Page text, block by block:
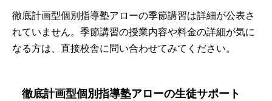
徹底計画型個別指導塾アローの季節講習は詳細が公表さ
れていません。季節講習の授業内容や料金の詳細が気に
なる方は、直接校舎に問い合わせてみてください。
徹底計画型個別指導塾アローの生徒サポート